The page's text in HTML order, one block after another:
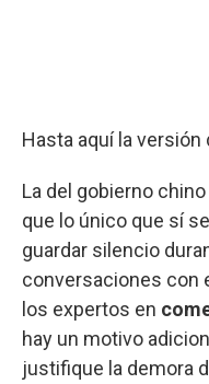
Hasta aquí la versión
La del gobierno
que lo único que sí
guardar silencio
conversaciones con
los expertos en
hay un motivo
justifique la demora